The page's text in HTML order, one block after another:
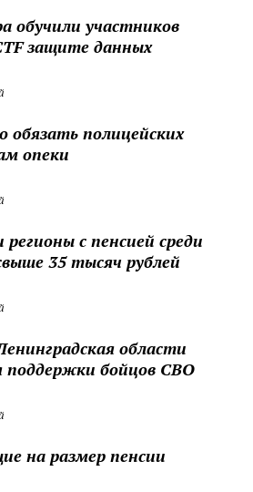
обучили участников
защите данных
полицейских
опеки
регионы с пенсией среди
35 тысяч рублей
области
поддержки бойцов СВО
на размер пенсии